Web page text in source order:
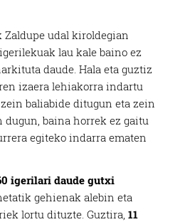
Zaldupe udal kiroldegian
lau kale baino ez
daude. Hala eta guztiz
izaera lehiakorra indartu
baliabide ditugun eta zein
baina horrek ez gaitu
egiteko indarra ematen
igerilari daude gutxi
gehienak alebin eta
lortu dituzte. Guztira,11